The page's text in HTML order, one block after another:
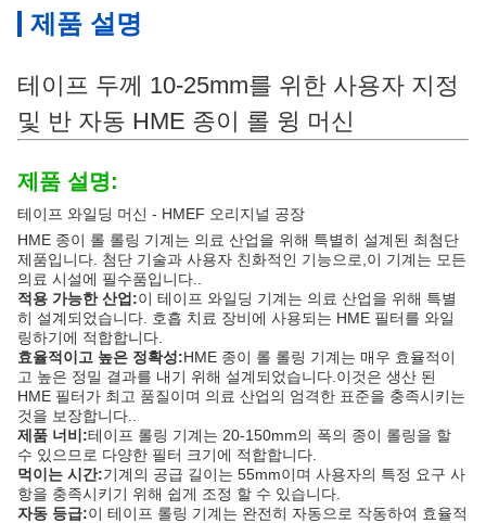
제품 설명
테이프 두께 10-25mm를 위한 사용자 지정
및 반 자동 HME 종이 롤 윙 머신
제품 설명:
테이프 와일딩 머신 - HMEF 오리지널 공장
HME 종이 롤 롤링 기계는 의료 산업을 위해 특별히 설계된 최첨단
제품입니다. 첨단 기술과 사용자 친화적인 기능으로,이 기계는 모든
의료 시설에 필수품입니다..
적용 가능한 산업:이 테이프 와일딩 기계는 의료 산업을 위해 특별
히 설계되었습니다. 호흡 치료 장비에 사용되는 HME 필터를 와일
링하기에 적합합니다.
효율적이고 높은 정확성:HME 종이 롤 롤링 기계는 매우 효율적이
고 높은 정밀 결과를 내기 위해 설계되었습니다.이것은 생산 된
HME 필터가 최고 품질이며 의료 산업의 엄격한 표준을 충족시키는
것을 보장합니다..
제품 너비:테이프 롤링 기계는 20-150mm의 폭의 종이 롤링을 할
수 있으므로 다양한 필터 크기에 적합합니다.
먹이는 시간:기계의 공급 길이는 55mm이며 사용자의 특정 요구 사
항을 충족시키기 위해 쉽게 조정 할 수 있습니다.
자동 등급:이 테이프 롤링 기계는 완전히 자동으로 작동하여 효율적